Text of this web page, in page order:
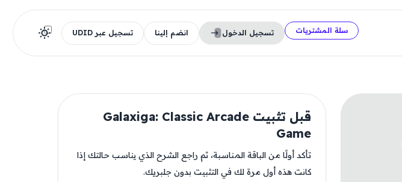
سلة المشتريات تسجيل الدخول انضم إلينا تسجيل عبر UDID
قبل تثبيت Galaxiga: Classic Arcade
Game
تأكد أولًا من الباقة المناسبة، ثم راجع الشرح الذي يناسب حالتك إذا
كانت هذه أول مرة لك في التثبيت بدون جلبريك.